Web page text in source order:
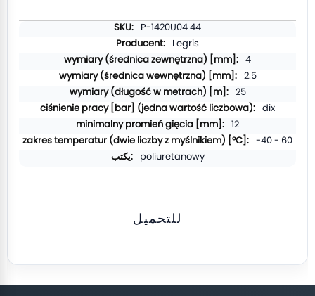
P-1420U04 44
Legris
4
2.5
25
dix
12
-40 - 60
poliuretanowy
للتحميل